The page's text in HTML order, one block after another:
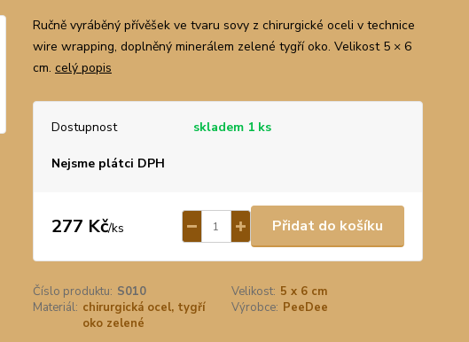
Ručně vyráběný přívěšek ve tvaru sovy z chirurgické oceli v technice
wire wrapping, doplněný minerálem zelené tygří oko. Velikost 5 × 6
cm. celý popis
Dostupnost skladem 1 ks
Nejsme plátci DPH
277 Kč/ks Přidat do košíku
Číslo produktu: S010 Velikost: 5 x 6 cm
Materiál: chirurgická ocel, tygří
oko zelené
Výrobce: PeeDee